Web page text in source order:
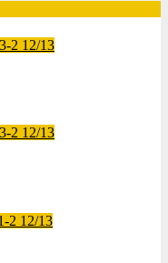
2 12/13
2 12/13
2 12/13